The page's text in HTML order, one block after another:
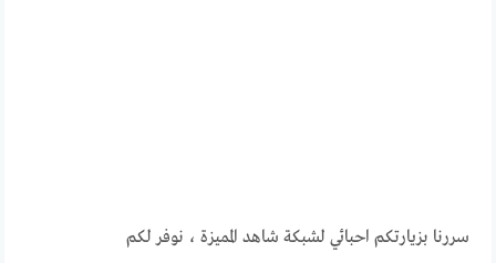
سررنا بزيارتكم احبائي لشبكة شاهد المميزة ، نوفر لكم